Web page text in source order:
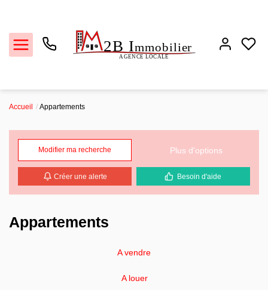
Locations
Estimation
Biens vendus
Accueil Appartements
Modifier ma recherche Plus d'options
Créer une alerte Besoin d'aide
Appartements
A vendre
A louer